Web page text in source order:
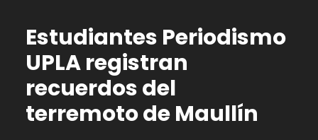
Estudiantes Periodismo
UPLA registran
recuerdos del
terremoto de Maullín